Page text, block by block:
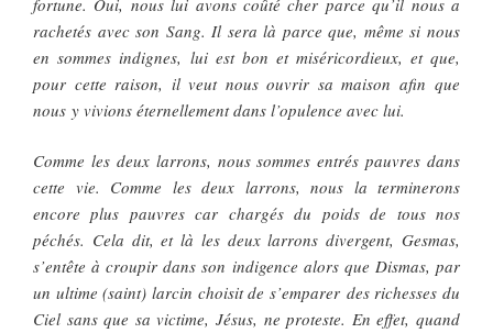
rachetés avec son Sang. Il sera là parce que, même si nous
en sommes indignes, lui est bon et miséricordieux, et que,
pour cette raison, il veut nous ouvrir sa maison afin que
nous y vivions éternellement dans l’opulence avec lui.
Comme les deux larrons, nous sommes entrés pauvres dans
cette vie. Comme les deux larrons, nous la terminerons
encore plus pauvres car chargés du poids de tous nos
péchés. Cela dit, et là les deux larrons divergent, Gesmas,
s’entête à croupir dans son indigence alors que Dismas, par
un ultime (saint) larcin choisit de s’emparer des richesses du
Ciel sans que sa victime, Jésus, ne proteste. En effet, quand